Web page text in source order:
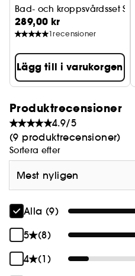
Bad- och kroppsvårdsset S
289,00 kr
1recensioner
Lägg till i varukorgen
Produktrecensioner
4.9/5
(9 produktrecensioner)
Sortera efter
Mest nyligen
Alla (9)
5
(8)
4
(1)